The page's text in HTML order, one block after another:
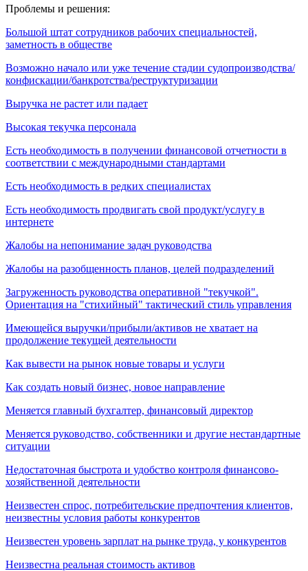
Проблемы и решения:
Большой штат сотрудников рабочих специальностей,
заметность в обществе
Возможно начало или уже течение стадии судопроизводства/
конфискации/банкротства/реструктуризации
Выручка не растет или падает
Высокая текучка персонала
Есть необходимость в получении финансовой отчетности в
соответствии с международными стандартами
Есть необходимость в редких специалистах
Есть необходимость продвигать свой продукт/услугу в
интернете
Жалобы на непонимание задач руководства
Жалобы на разобщенность планов, целей подразделений
Загруженность руководства оперативной "текучкой".
Ориентация на "стихийный" тактический стиль управления
Имеющейся выручки/прибыли/активов не хватает на
продолжение текущей деятельности
Как вывести на рынок новые товары и услуги
Как создать новый бизнес, новое направление
Меняется главный бухгалтер, финансовый директор
Меняется руководство, собственники и другие нестандартные
ситуации
Недостаточная быстрота и удобство контроля финансово-
хозяйственной деятельности
Неизвестен спрос, потребительские предпочтения клиентов,
неизвестны условия работы конкурентов
Неизвестен уровень зарплат на рынке труда, у конкурентов
Неизвестна реальная стоимость активов